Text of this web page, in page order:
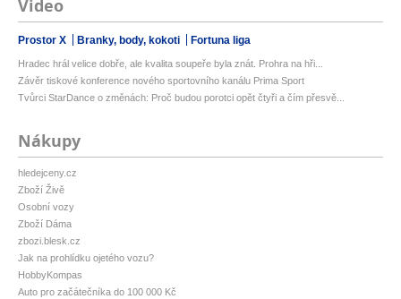
Video
Prostor X Branky, body, kokoti Fortuna liga
Hradec hrál velice dobře, ale kvalita soupeře byla znát. Prohra na hři...
Závěr tiskové konference nového sportovního kanálu Prima Sport
Tvůrci StarDance o změnách: Proč budou porotci opět čtyři a čím přesvě...
Nákupy
hledejceny.cz
Zboží Živě
Osobní vozy
Zboží Dáma
zbozi.blesk.cz
Jak na prohlídku ojetého vozu?
HobbyKompas
Auto pro začátečníka do 100 000 Kč